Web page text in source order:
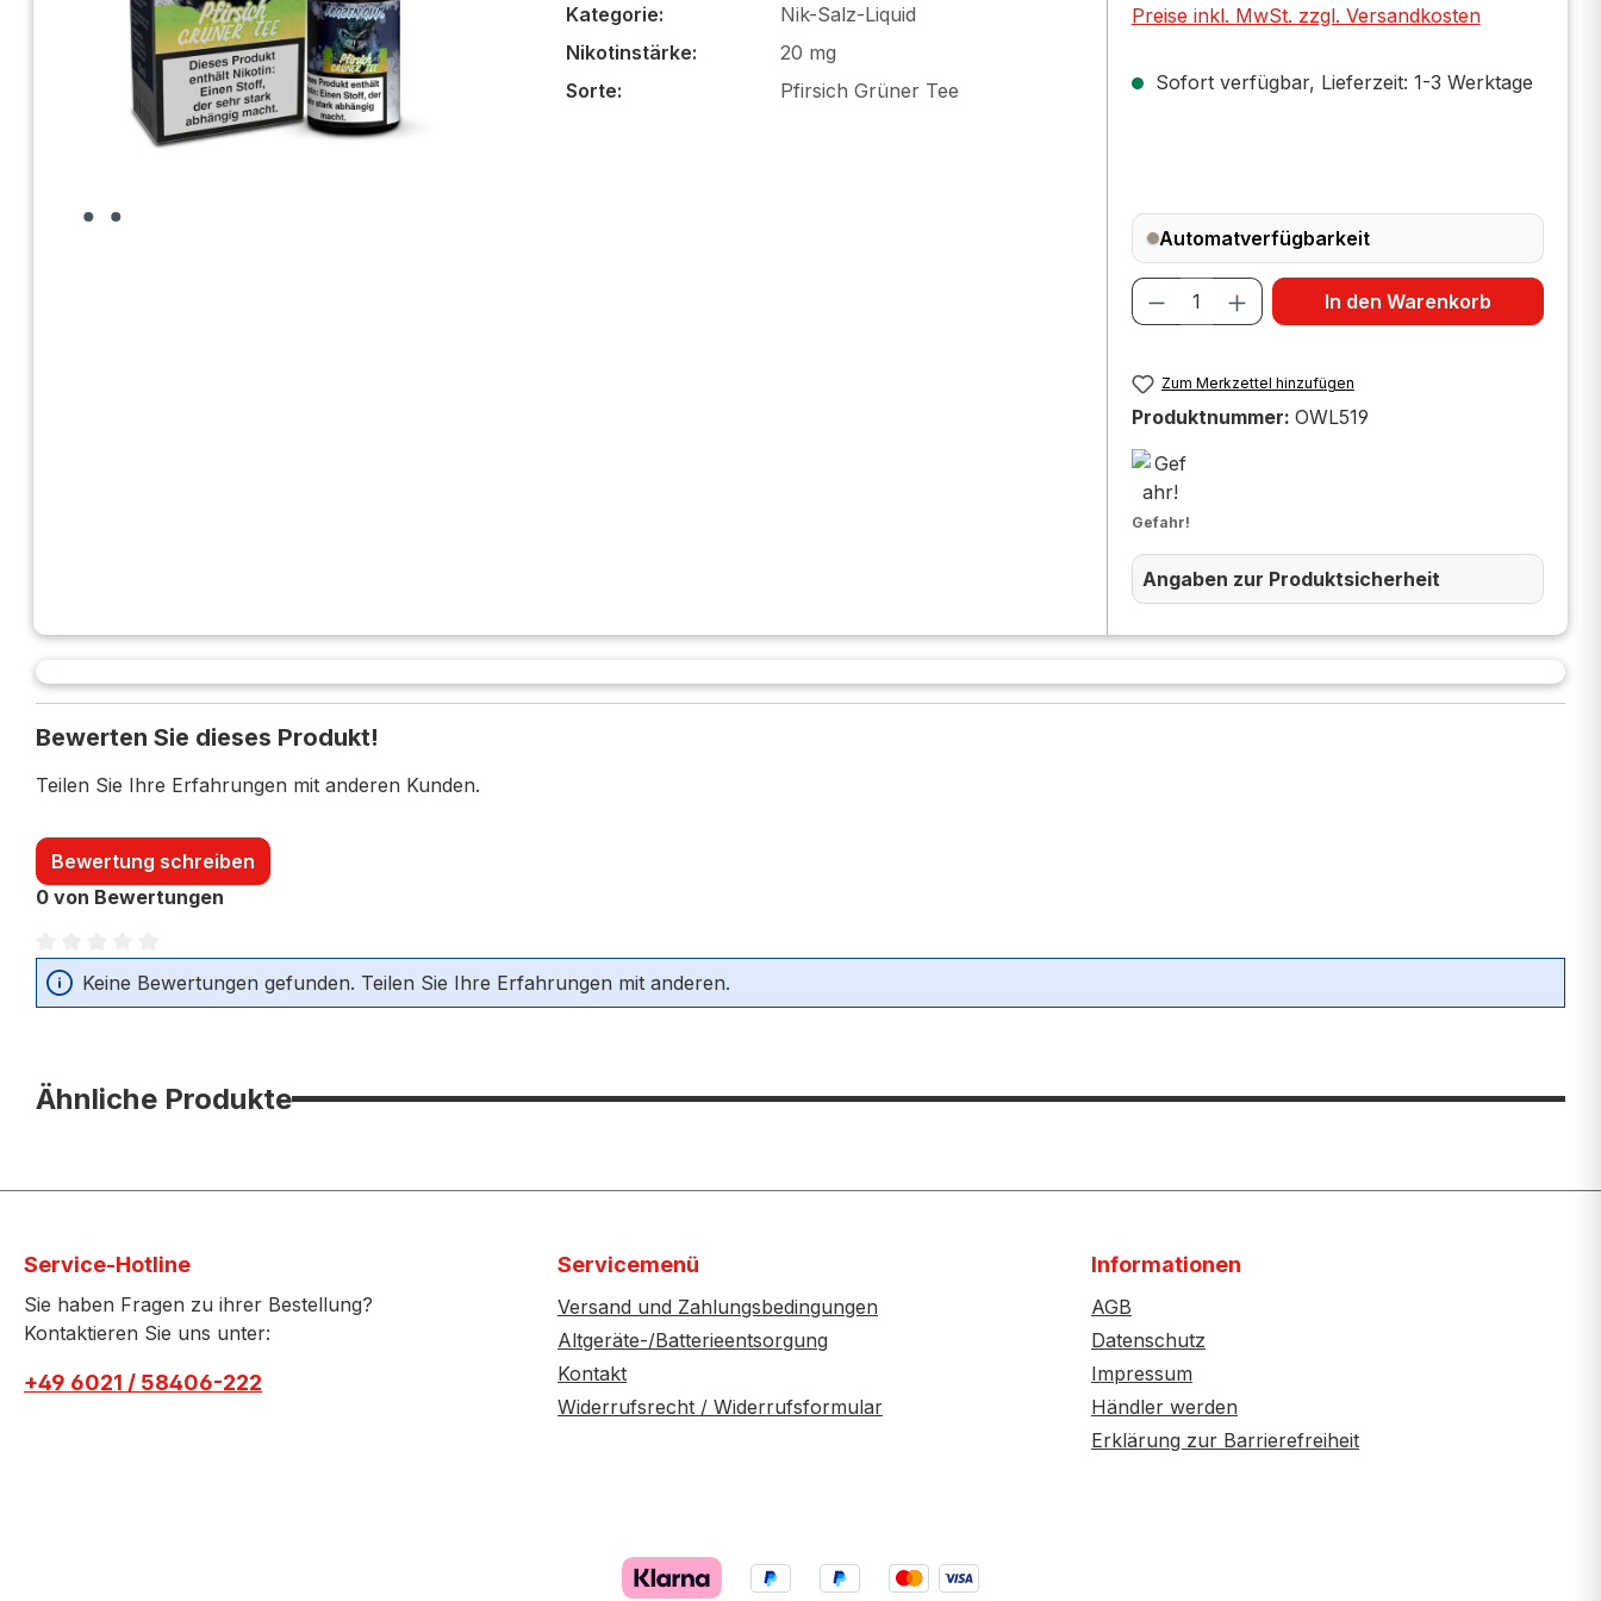
Kategorie:
Nik-Salz-Liquid
Nikotinstärke:
20 mg
Sorte:
Pfirsich Grüner Tee
Preise inkl. MwSt. zzgl. Versandkosten
Sofort verfügbar, Lieferzeit: 1-3 Werktage
Automatverfügbarkeit
Produkt Anzahl: Gib den
In den Warenkorb
Zum Merkzettel hinzufügen
Produktnummer: OWL519
Gefahr!
Angaben zur Produktsicherheit
Bewerten Sie dieses Produkt!
Teilen Sie Ihre Erfahrungen mit anderen Kunden.
Bewertung schreiben
0 von Bewertungen
Durchschnittliche Bewertung von 0 von 5 Sternen
Keine Bewertungen gefunden. Teilen Sie Ihre Erfahrungen mit anderen.
Ähnliche Produkte
Service-Hotline
Sie haben Fragen zu ihrer Bestellung?
Kontaktieren Sie uns unter:
+49 6021 / 58406-222
Servicemenü
Versand und Zahlungsbedingungen
Altgeräte-/Batterieentsorgung
Kontakt
Widerrufsrecht / Widerrufsformular
Informationen
AGB
Datenschutz
Impressum
Händler werden
Erklärung zur Barrierefreiheit